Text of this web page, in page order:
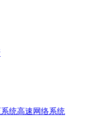
统高速网络系统